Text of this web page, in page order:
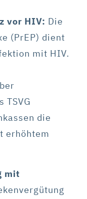
vor HIV: Die
(PrEP) dient
mit HIV.
TSVG
die
erhöhtem
mit